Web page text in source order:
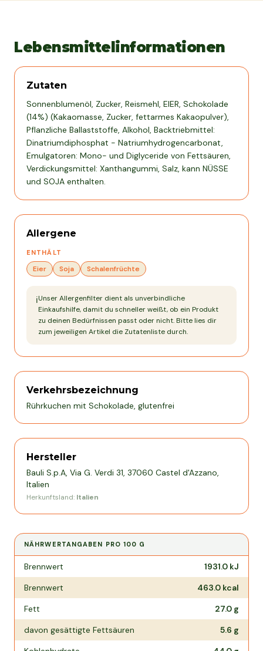
Lebensmittelinformationen
Zutaten
Sonnenblumenöl, Zucker, Reismehl, EIER, Schokolade
(14%) (Kakaomasse, Zucker, fettarmes Kakaopulver),
Pflanzliche Ballaststoffe, Alkohol, Backtriebmittel:
Dinatriumdiphosphat - Natriumhydrogencarbonat,
Emulgatoren: Mono- und Diglyceride von Fettsäuren,
Verdickungsmittel: Xanthangummi, Salz, kann NÜSSE
und SOJA enthalten.
Allergene
ENTHÄLT
Eier Soja Schalenfrüchte
ℹ️Unser Allergenfilter dient als unverbindliche
Einkaufshilfe, damit du schneller weißt, ob ein Produkt
zu deinen Bedürfnissen passt oder nicht. Bitte lies dir
zum jeweiligen Artikel die Zutatenliste durch.
Verkehrsbezeichnung
Rührkuchen mit Schokolade, glutenfrei
Hersteller
Bauli S.p.A, Via G. Verdi 31, 37060 Castel d'Azzano,
Italien
Herkunftsland: Italien
NÄHRWERTANGABEN PRO100 G
Nährwertangaben pro
Brennwert 1931.0 kJ
Brennwert
463.0 kcal
Fett
27.0 g
davon gesättigte Fettsäuren
5.6 g